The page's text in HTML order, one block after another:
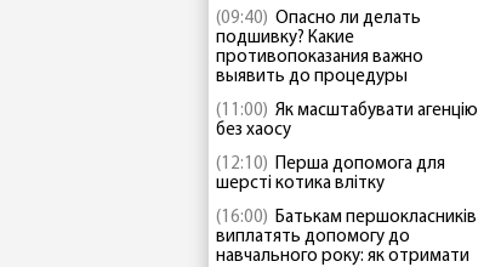
(09:40) Опасно ли делать
подшивку? Какие
противопоказания важно
выявить до процедуры
(11:00) Як масштабувати агенцію
без хаосу
(12:10) Перша допомога для
шерсті котика влітку
(16:00) Батькам першокласників
виплатять допомогу до
навчального року: як отримати